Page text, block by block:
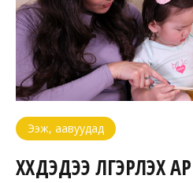
Ээж, аавуудад
ХҮҮХДЭДЭЭ ҮЛГЭРЛЭХ